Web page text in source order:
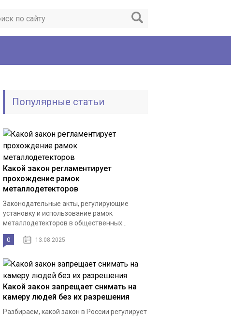
Популярные статьи
Какой закон регламентирует
прохождение рамок
металлодетекторов
Законодательные акты, регулирующие
установку и использование рамок
металлодетекторов в общественных...
0 13.08.2025
Какой закон запрещает снимать на
камеру людей без их разрешения
Разбираем, какой закон в России регулирует